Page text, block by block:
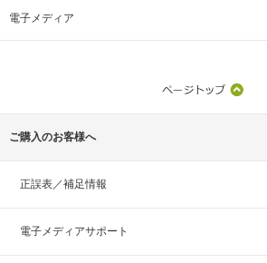
電子メディア
ご購入のお客様へ
正誤表／補足情報
電子メディアサポート